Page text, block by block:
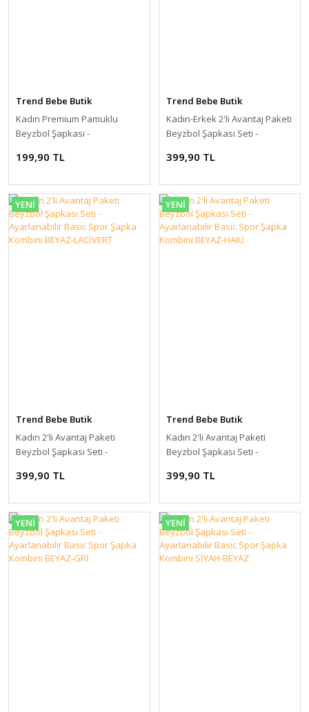
Trend Bebe Butik
Kadın Premium Pamuklu
Beyzbol Şapkası -
Şapka LACİVERT
199,90 TL
Trend Bebe Butik
Kadın-Erkek 2'li Avantaj Paketi
Beyzbol Şapkası Seti -
Şapka Kombini
399,90 TL
YENİ
Trend Bebe Butik
Kadın 2'li Avantaj Paketi
Beyzbol Şapkası Seti -
Şapka Kombini BEYAZ-
399,90 TL
YENİ
Trend Bebe Butik
Kadın 2'li Avantaj Paketi
Beyzbol Şapkası Seti -
Şapka Kombini BEYAZ-HAKİ
399,90 TL
YENİ YENİ